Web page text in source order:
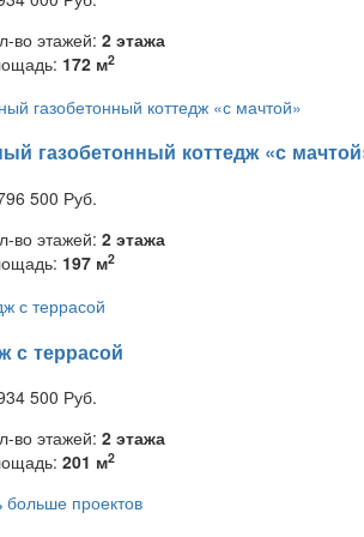
во этажей: 2 этажа
172 м2
газобетонный коттедж «с
500 Руб.
во этажей: 2 этажа
197 м2
с террасой
500 Руб.
во этажей: 2 этажа
201 м2
больше проектов